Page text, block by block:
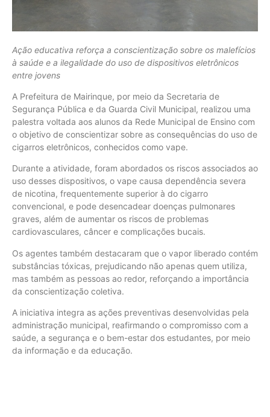
Ação educativa reforça a conscientização sobre os malefícios
à saúde e a ilegalidade do uso de dispositivos eletrônicos
entre jovens
A Prefeitura de Mairinque, por meio da Secretaria de
Segurança Pública e da Guarda Civil Municipal, realizou uma
palestra voltada aos alunos da Rede Municipal de Ensino com
o objetivo de conscientizar sobre as consequências do uso de
cigarros eletrônicos, conhecidos como vape.
Durante a atividade, foram abordados os riscos associados ao
uso desses dispositivos, o vape causa dependência severa
de nicotina, frequentemente superior à do cigarro
convencional, e pode desencadear doenças pulmonares
graves, além de aumentar os riscos de problemas
cardiovasculares, câncer e complicações bucais.
Os agentes também destacaram que o vapor liberado contém
substâncias tóxicas, prejudicando não apenas quem utiliza,
mas também as pessoas ao redor, reforçando a importância
da conscientização coletiva.
A iniciativa integra as ações preventivas desenvolvidas pela
administração municipal, reafirmando o compromisso com a
saúde, a segurança e o bem-estar dos estudantes, por meio
da informação e da educação.